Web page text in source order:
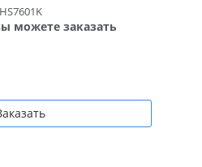
HS7601K
можете заказать